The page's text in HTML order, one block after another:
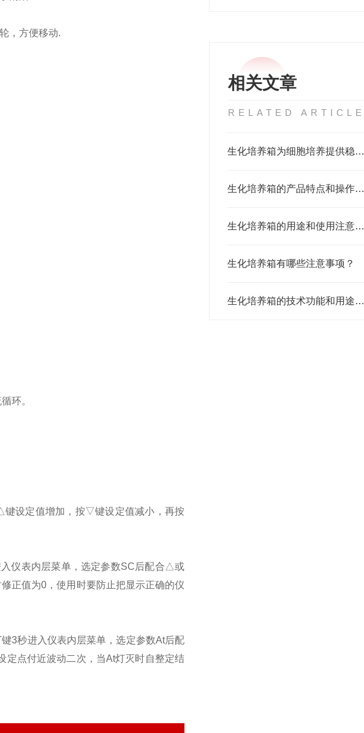
相关文章
RELATED
生化培养箱为细胞培养提供稳定可靠的环境
生化培养箱的产品特点和操作功能概述
生化培养箱的用途和使用注意事项说明
生化培养箱有哪些注意事项？
生化培养箱的技术功能和用途概述
，方便移动.
环。
键设定值增加，按▽键设定值减小，再按
仪表内层菜单，选定参数SC后配合△或
正值为0，使用时要防止把显示正确的仪
3秒进入仪表内层菜单，选定参数At后配
点付近波动二次，当At灯灭时自整定结